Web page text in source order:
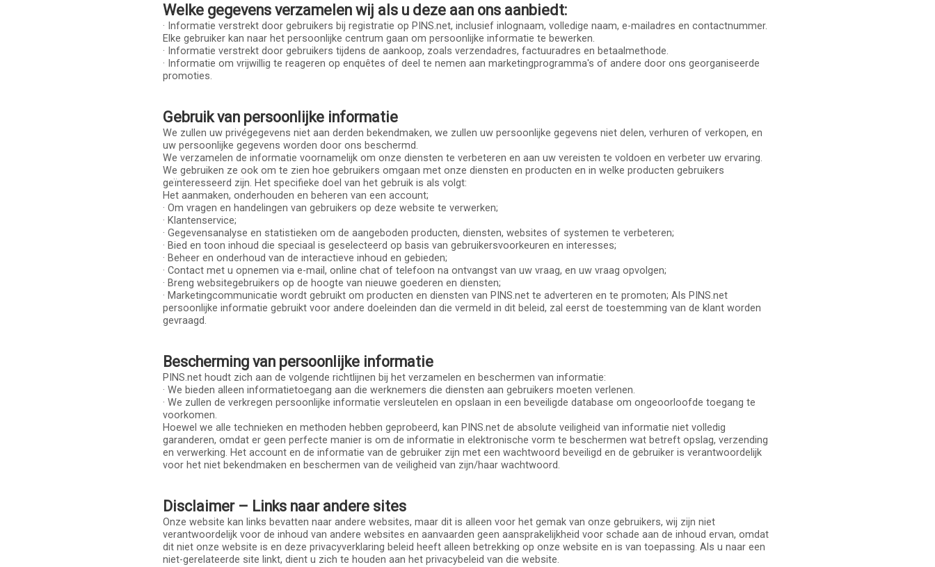
Welke gegevens verzamelen wij als u deze aan ons aanbiedt:
· Informatie verstrekt door gebruikers bij registratie op PINS.net, inclusief inlognaam, volledige naam, e-mailadres en contactnummer.
Elke gebruiker kan naar het persoonlijke centrum gaan om persoonlijke informatie te bewerken.
· Informatie verstrekt door gebruikers tijdens de aankoop, zoals verzendadres, factuuradres en betaalmethode.
· Informatie om vrijwillig te reageren op enquêtes of deel te nemen aan marketingprogramma's of andere door ons georganiseerde
promoties.
Gebruik van persoonlijke informatie
We zullen uw privégegevens niet aan derden bekendmaken, we zullen uw persoonlijke gegevens niet delen, verhuren of verkopen, en
uw persoonlijke gegevens worden door ons beschermd.
We verzamelen de informatie voornamelijk om onze diensten te verbeteren en aan uw vereisten te voldoen en verbeter uw ervaring.
We gebruiken ze ook om te zien hoe gebruikers omgaan met onze diensten en producten en in welke producten gebruikers
geïnteresseerd zijn. Het specifieke doel van het gebruik is als volgt:
Het aanmaken, onderhouden en beheren van een account;
· Om vragen en handelingen van gebruikers op deze website te verwerken;
· Klantenservice;
· Gegevensanalyse en statistieken om de aangeboden producten, diensten, websites of systemen te verbeteren;
· Bied en toon inhoud die speciaal is geselecteerd op basis van gebruikersvoorkeuren en interesses;
· Beheer en onderhoud van de interactieve inhoud en gebieden;
· Contact met u opnemen via e-mail, online chat of telefoon na ontvangst van uw vraag, en uw vraag opvolgen;
· Breng websitegebruikers op de hoogte van nieuwe goederen en diensten;
· Marketingcommunicatie wordt gebruikt om producten en diensten van PINS.net te adverteren en te promoten; Als PINS.net
persoonlijke informatie gebruikt voor andere doeleinden dan die vermeld in dit beleid, zal eerst de toestemming van de klant worden
gevraagd.
Bescherming van persoonlijke informatie
PINS.net houdt zich aan de volgende richtlijnen bij het verzamelen en beschermen van informatie:
· We bieden alleen informatietoegang aan die werknemers die diensten aan gebruikers moeten verlenen.
· We zullen de verkregen persoonlijke informatie versleutelen en opslaan in een beveiligde database om ongeoorloofde toegang te
voorkomen.
Hoewel we alle technieken en methoden hebben geprobeerd, kan PINS.net de absolute veiligheid van informatie niet volledig
garanderen, omdat er geen perfecte manier is om de informatie in elektronische vorm te beschermen wat betreft opslag, verzending
en verwerking. Het account en de informatie van de gebruiker zijn met een wachtwoord beveiligd en de gebruiker is verantwoordelijk
voor het niet bekendmaken en beschermen van de veiligheid van zijn/haar wachtwoord.
Disclaimer – Links naar andere sites
Onze website kan links bevatten naar andere websites, maar dit is alleen voor het gemak van onze gebruikers, wij zijn niet
verantwoordelijk voor de inhoud van andere websites en aanvaarden geen aansprakelijkheid voor schade aan de inhoud ervan, omdat
dit niet onze website is en deze privacyverklaring beleid heeft alleen betrekking op onze website en is van toepassing. Als u naar een
niet-gerelateerde site linkt, dient u zich te houden aan het privacybeleid van die website.